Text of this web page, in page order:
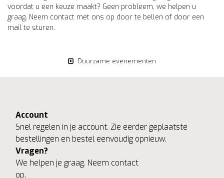
voordat u een keuze maakt? Geen probleem, we helpen u
graag. Neem contact met ons op door te bellen of door een
mail te sturen.
Duurzame evenementen
Account
Snel regelen in je account. Zie eerder geplaatste
bestellingen en bestel eenvoudig opnieuw.
Vragen?
We helpen je graag. Neem contact
op.